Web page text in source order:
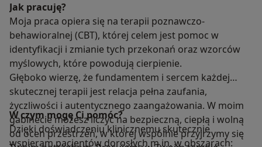
Jak pracuję?
Moja praca opiera się na terapii poznawczo-
behawioralnej (CBT), której celem jest pomoc w
identyfikacji i zmianie tych przekonań oraz wzorców
myślowych, które powodują cierpienie.
Głęboko wierzę, że fundamentem i sercem każdej
skutecznej terapii jest relacja pełna zaufania,
życzliwości i autentycznego zaangażowania. W moim
gabinecie możesz liczyć na bezpieczną, ciepłą i wolną
od ocen przestrzeń, w której wspólnie przyjrzymy się
W czym mogę Ci pomóc?
Dzięki doświadczeniu klinicznemu skutecznie
wspieram pacjentów dorosłych m.in. w obszarach: